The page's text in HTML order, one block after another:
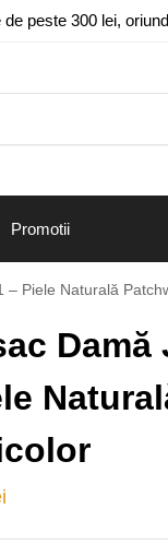
peste 300 lei,
Promotii
– Piele Naturală
Damă